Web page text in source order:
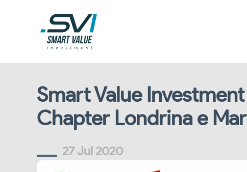
Smart Value
Chapter Londrina e
27 Jul 2020